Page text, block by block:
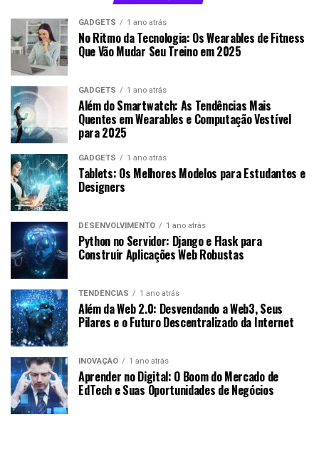
GADGETS 1 ano atrás
No Ritmo da Tecnologia: Os Wearables de Fitness
Que Vão Mudar Seu Treino em 2025
GADGETS 1 ano atrás
Além do Smartwatch: As Tendências Mais
Quentes em Wearables e Computação Vestível
para 2025
GADGETS 1 ano atrás
Tablets: Os Melhores Modelos para Estudantes e
Designers
DESENVOLVIMENTO 1 ano atrás
Python no Servidor: Django e Flask para
Construir Aplicações Web Robustas
TENDÊNCIAS 1 ano atrás
Além da Web 2.0: Desvendando a Web3, Seus
Pilares e o Futuro Descentralizado da Internet
INOVAÇÃO 1 ano atrás
Aprender no Digital: O Boom do Mercado de
EdTech e Suas Oportunidades de Negócios